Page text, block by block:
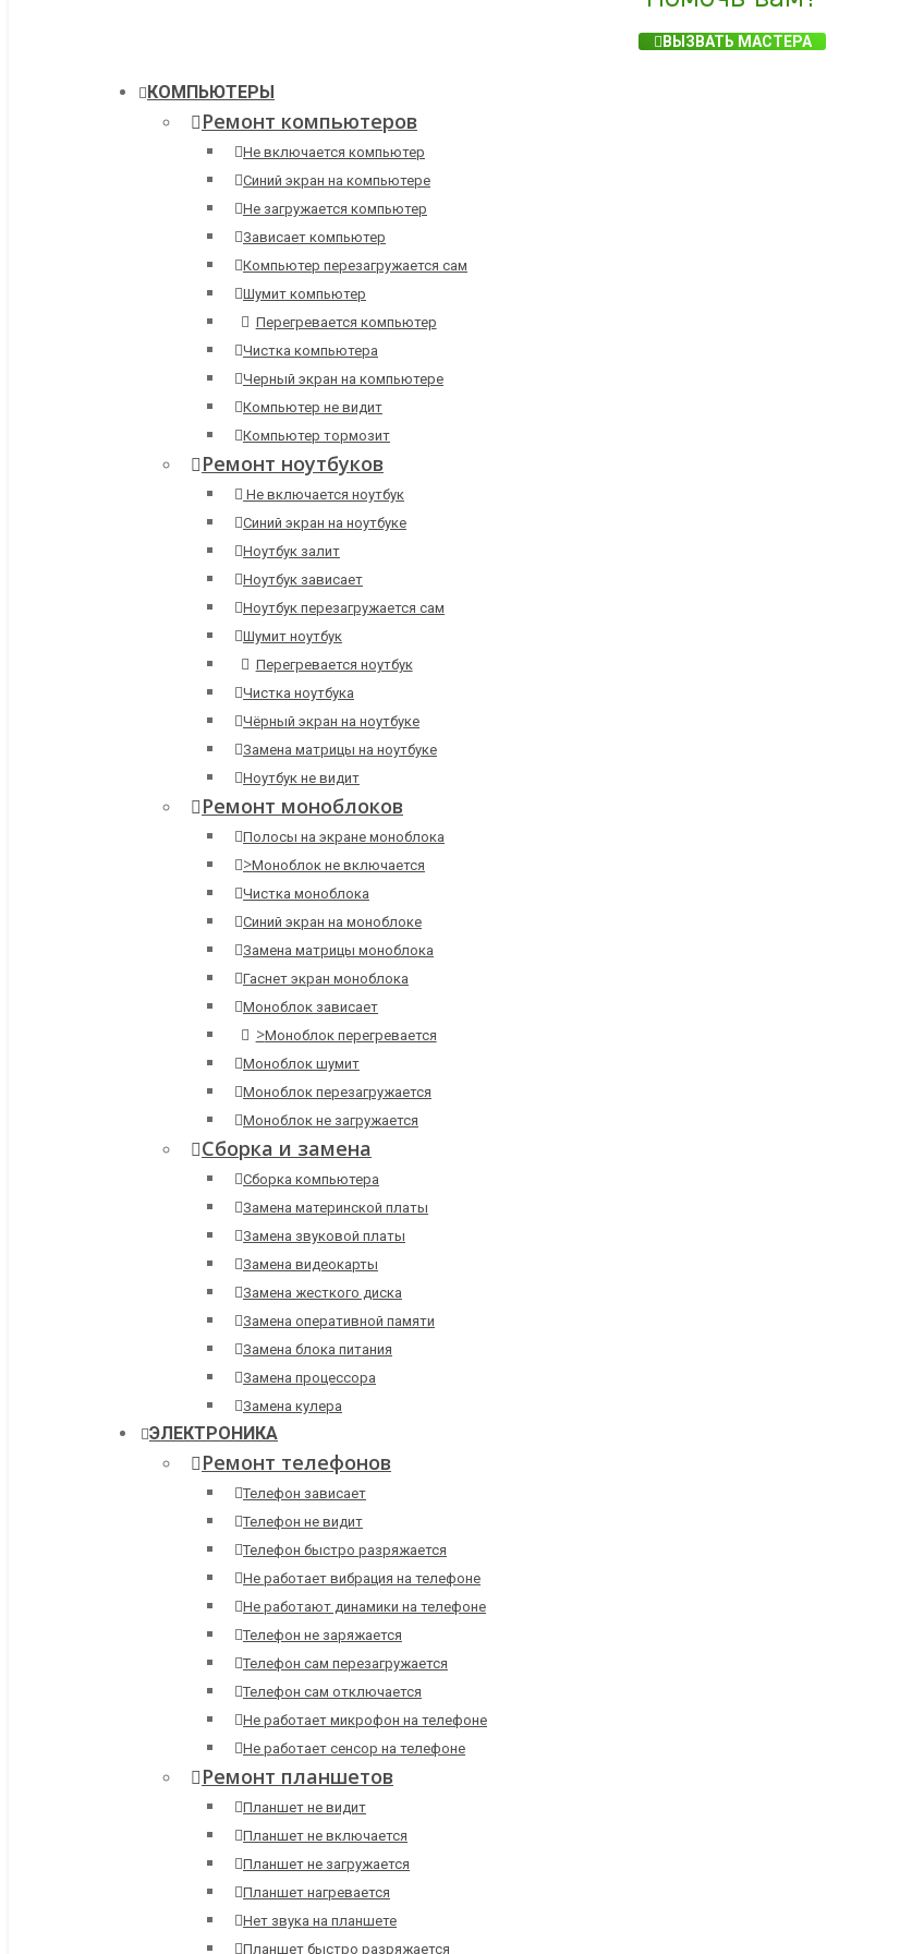
ВЫЗВАТЬ МАСТЕРА
КОМПЬЮТЕРЫ
Ремонт компьютеров
Не включается компьютер
Синий экран на компьютере
Не загружается компьютер
Зависает компьютер
Компьютер перезагружается сам
Шумит компьютер
Перегревается компьютер
Чистка компьютера
Черный экран на компьютере
Компьютер не видит
Компьютер тормозит
Ремонт ноутбуков
Не включается ноутбук
Синий экран на ноутбуке
Ноутбук залит
Ноутбук зависает
Ноутбук перезагружается сам
Шумит ноутбук
Перегревается ноутбук
Чистка ноутбука
Чёрный экран на ноутбуке
Замена матрицы на ноутбуке
Ноутбук не видит
Ремонт моноблоков
Полосы на экране моноблока
>Моноблок не включается
Чистка моноблока
Синий экран на моноблоке
Замена матрицы моноблока
Гаснет экран моноблока
Моноблок зависает
>Моноблок перегревается
Моноблок шумит
Моноблок перезагружается
Моноблок не загружается
Сборка и замена
Сборка компьютера
Замена материнской платы
Замена звуковой платы
Замена видеокарты
Замена жесткого диска
Замена оперативной памяти
Замена блока питания
Замена процессора
Замена кулера
ЭЛЕКТРОНИКА
Ремонт телефонов
Телефон зависает
Телефон не видит
Телефон быстро разряжается
Не работает вибрация на телефоне
Не работают динамики на телефоне
Телефон не заряжается
Телефон сам перезагружается
Телефон сам отключается
Не работает микрофон на телефоне
Не работает сенсор на телефоне
Ремонт планшетов
Планшет не видит
Планшет не включается
Планшет не загружается
Планшет нагревается
Нет звука на планшете
Планшет быстро разряжается